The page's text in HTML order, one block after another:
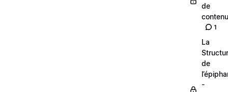
de
contenu
1
La
de
-